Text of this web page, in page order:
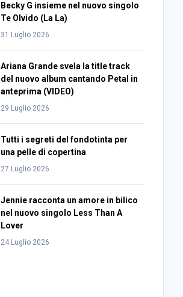
Becky G insieme nel nuovo singolo
Te Olvido (La La)
31 Luglio 2026
Ariana Grande svela la title track
del nuovo album cantando Petal in
anteprima (VIDEO)
29 Luglio 2026
Tutti i segreti del fondotinta per
una pelle di copertina
27 Luglio 2026
Jennie racconta un amore in bilico
nel nuovo singolo Less Than A
Lover
24 Luglio 2026